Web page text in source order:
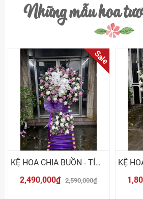
Những mẫu hoa
Sale
KỆ HOA CHIA BUỒN - TÍM TRẮNG
2,490,000₫ 2,590,000₫